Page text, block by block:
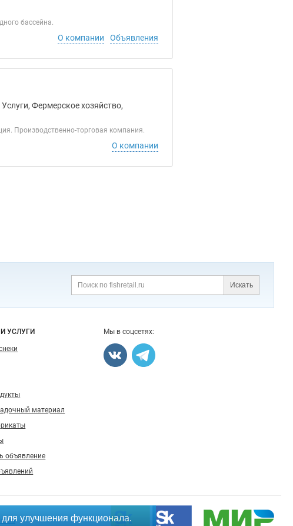
бассейна.
О компании Объявления
Фермерское хозяйство,
Производственно-торговая компания.
О компании
Искать
УСЛУГИ
материал
объявление
Мы в соцсетях:
улучшения функционала.